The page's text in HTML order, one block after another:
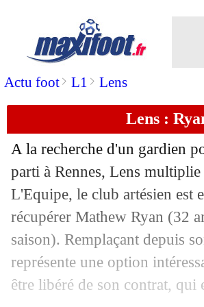
Actu foot> L1 > Lens
Lens :
A la recherche d'un gardien
parti à Rennes, Lens
L'Equipe, le club artésien est
récupérer Mathew Ryan (32
saison). Remplaçant depuis
représente une option
être libéré de son contrat,
VIDEO : Iliman
19/01 Chelsea: Maresca
19/01 Man Utd: un prêt
19/01 Man City: Guardiola
19/01 Ita.: la Fiorentina
19/01 L1 : St Etienne-
19/01 Leverkusen: fin de
19/01 Dortmund: ça